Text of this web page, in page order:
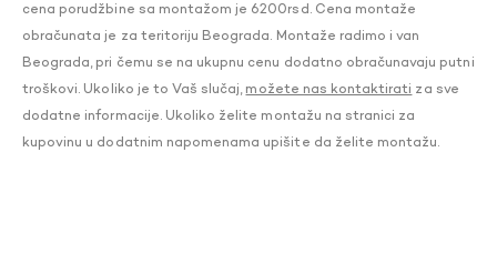
cena porudžbine sa montažom je 6200rsd. Cena montaže
obračunata je za teritoriju Beograda. Montaže radimo i van
Beograda, pri čemu se na ukupnu cenu dodatno obračunavaju putni
troškovi. Ukoliko je to Vaš slučaj, možete nas kontaktirati za sve
dodatne informacije. Ukoliko želite montažu na stranici za
kupovinu u dodatnim napomenama upišite da želite montažu.